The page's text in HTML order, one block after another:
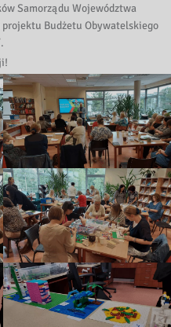
Samorządu Województwa
Budżetu Obywatelskiego
.